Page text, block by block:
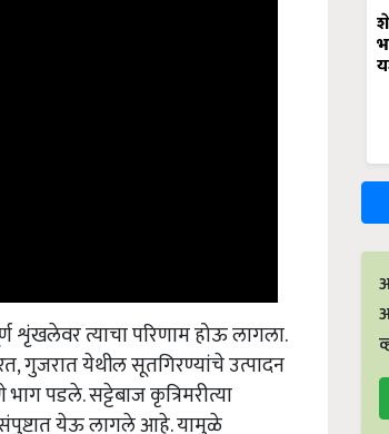
शृंखलेवर त्याचा परिणाम होऊ लागला.
गुजरात येथील सूतगिरण्यांचे उत्पादन
पडले. सट्टेबाज कृत्रिमरीत्या
येऊ लागले आहे. यामुळे